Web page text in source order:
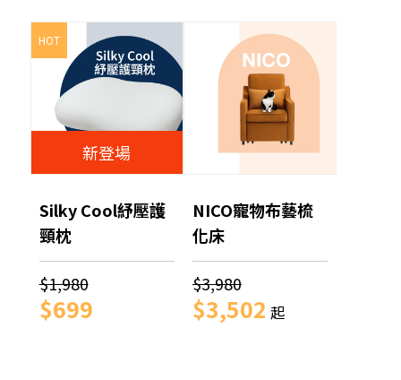
HOT
新登場
Silky Cool紓壓護
頸枕
$1,980
$699
NICO寵物布藝梳
化床
$3,980
$3,502 起